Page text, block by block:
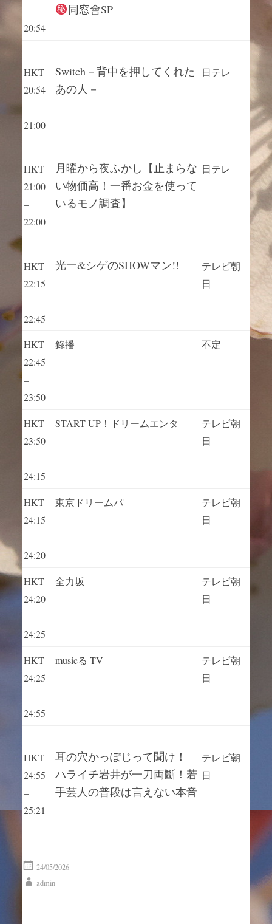
–
20:54
同窓會SP
HKT
20:54
–
21:00
Switch－背中を押してくれた
あの人－
日テレ
HKT
21:00
–
22:00
月曜から夜ふかし【止まらな
い物価高！一番お金を使って
いるモノ調査】
日テレ
HKT
22:15
–
22:45
光一&シゲのSHOWマン!!
テレビ朝
日
HKT
22:45
–
23:50
錄播 不定
HKT
23:50
–
24:15
START UP！ドリームエンタ
テレビ朝
日
HKT
24:15
–
24:20
東京ドリームパ
テレビ朝
日
HKT
24:20
–
24:25
全力坂
テレビ朝
日
HKT
24:25
–
24:55
musicる TV
テレビ朝
日
HKT
24:55
–
25:21
耳の穴かっぽじって聞け！
ハライチ岩井が一刀両斷！若
手芸人の普段は言えない本音
テレビ朝
日
24/05/2026
admin